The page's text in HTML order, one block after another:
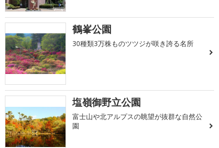
鶴峯公園
30種類3万株ものツツジが咲き誇る名所
塩嶺御野立公園
富士山や北アルプスの眺望が抜群な自然公
園